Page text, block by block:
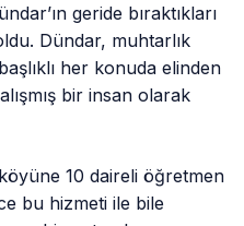
geride bıraktıkları
Dündar, muhtarlık
her konuda elinden
bir insan olarak
10 daireli öğretmen
bu hizmeti ile bile